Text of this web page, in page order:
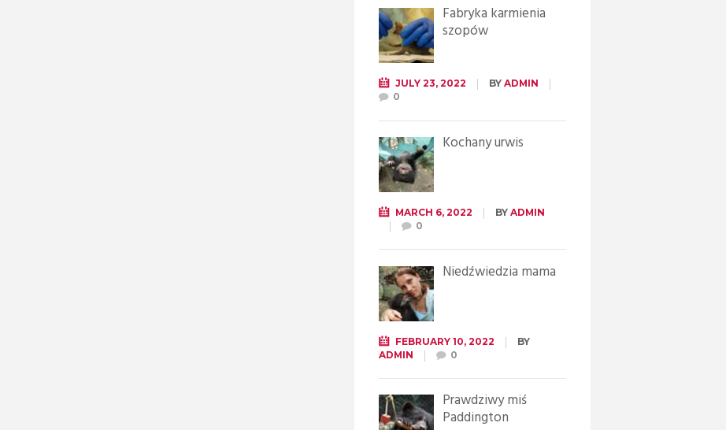
Fabryka karmienia
szopów
JULY 23, 2022 BY ADMIN
0
Kochany urwis
MARCH 6, 2022 BY ADMIN
0
Niedźwiedzia mama
FEBRUARY 10, 2022
BY
ADMIN
0
Prawdziwy miś
Paddington